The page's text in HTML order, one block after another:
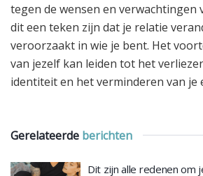
tegen de wensen en verwachtingen
dit een teken zijn dat je relatie
veroorzaakt in wie je bent. Het
van jezelf kan leiden tot het
identiteit en het verminderen van je
Gerelateerde berichten
Dit zijn alle redenen om